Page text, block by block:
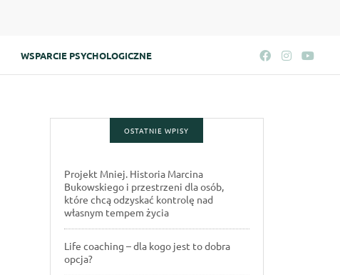
WSPARCIE PSYCHOLOGICZNE
OSTATNIE WPISY
Projekt Mniej. Historia Marcina
Bukowskiego i przestrzeni dla osób,
które chcą odzyskać kontrolę nad
własnym tempem życia
Life coaching – dla kogo jest to dobra
opcja?